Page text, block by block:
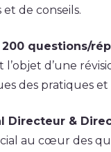
de conseils.
200 questions/
l’objet d’une
des pratiques
Directeur &
au cœur des